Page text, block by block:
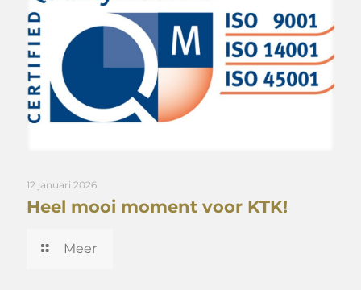
12 januari 2026
Heel mooi moment voor KTK!
Meer